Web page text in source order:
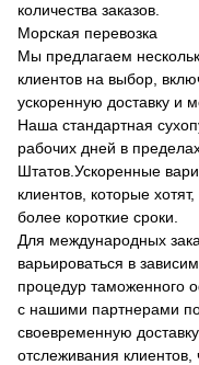
количества заказов.
Морская перевозка
Мы предлагаем
клиентов на выбор,
ускоренную доставку и
Наша стандартная
рабочих дней в
Штатов.Ускоренные
клиентов, которые
более короткие сроки.
Для международных
варьироваться в
процедур таможенного
с нашими партнерами
своевременную
отслеживания клиентов,